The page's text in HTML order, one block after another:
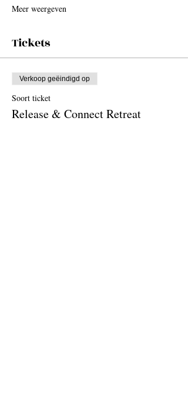
Meer weergeven
Tickets
Verkoop geëindigd op
Soort ticket
Release & Connect Retreat